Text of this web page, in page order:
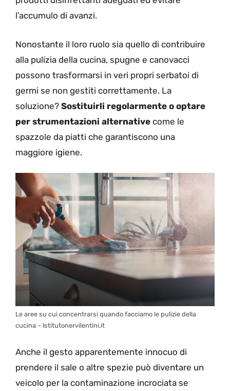
l’accumulo di avanzi.
Nonostante il loro ruolo sia quello di contribuire
alla pulizia della cucina, spugne e canovacci
possono trasformarsi in veri propri serbatoi di
germi se non gestiti correttamente. La
soluzione? Sostituirli regolarmente o optare
per strumentazioni alternative come le
spazzole da piatti che garantiscono una
maggiore igiene.
Le aree su cui concentrarsi quando facciamo le pulizie della
cucina – Istitutonervilentini.it
Anche il gesto apparentemente innocuo di
prendere il sale o altre spezie può diventare un
veicolo per la contaminazione incrociata se